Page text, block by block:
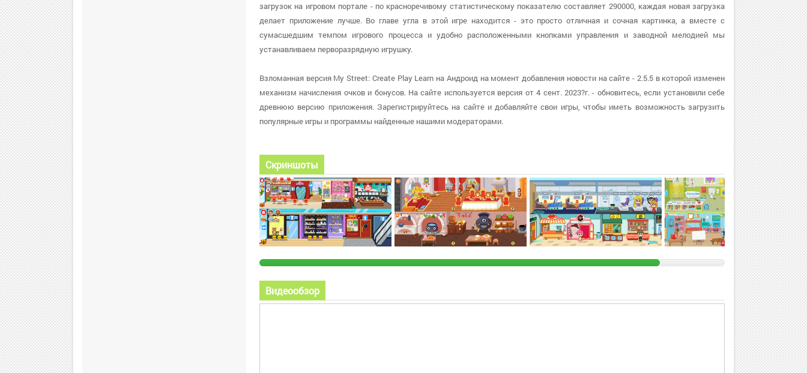
загрузок на игровом портале - по красноречивому статистическому показателю составляет 290000, каждая новая загрузка
делает приложение лучше. Во главе угла в этой игре находится - это просто отличная и сочная картинка, а вместе с
сумасшедшим темпом игрового процесса и удобно расположенными кнопками управления и заводной мелодией мы
устанавливаем перворазрядную игрушку.
Взломанная версия My Street: Create Play Learn на Андроид на момент добавления новости на сайте - 2.5.5 в которой изменен
механизм начисления очков и бонусов. На сайте используется версия от 4 сент. 2023?г. - обновитесь, если установили себе
древнюю версию приложения. Зарегистрируйтесь на сайте и добавляйте свои игры, чтобы иметь возможность загрузить
популярные игры и программы найденные нашими модераторами.
Скриншоты
Видеообзор